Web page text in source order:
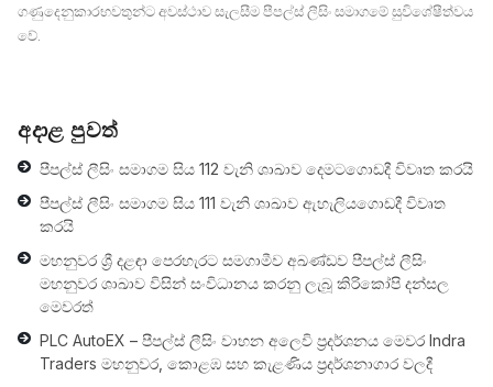
ගණුදෙනුකාරභවතුන්ට අවස්ථාව සැලසීම පීපල්ස් ලීසිං සමාගමේ සුවිශේෂීත්වය
වේ.
අදාළ පුවත්
පීපල්ස් ලීසිං සමාගම සිය 112 වැනි ශාඛාව දෙමටගොඩදී විවෘත කරයි
පීපල්ස් ලීසිං සමාගම සිය 111 වැනි ශාඛාව ඇහැලියගොඩදී විවෘත
කරයි
මහනුවර ශ්‍රී දළඳා පෙරහැරට සමගාමීව අඛණ්ඩව පීපල්ස් ලීසිං
මහනුවර ශාඛාව විසින් සංවිධානය කරනු ලැබූ කිරිකෝපි දන්සල
මෙවරත්
PLC AutoEX – පීපල්ස් ලීසිං වාහන අලෙවි ප‍්‍රදර්ශනය මෙවර Indra
Traders මහනුවර, කොළඹ සහ කැළණිය ප‍්‍රදර්ශනාගාර වලදී